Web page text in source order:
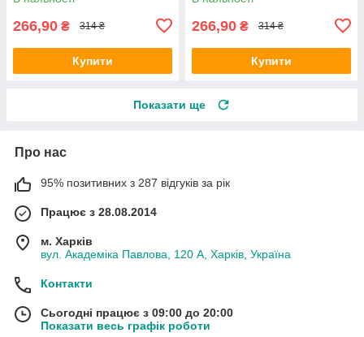
266,90 ₴ 314 ₴
Купити
266,90 ₴ 314 ₴
Купити
Показати ще
Про нас
95% позитивних з 287 відгуків за рік
Працює з 28.08.2014
м. Харків
вул. Академіка Павлова, 120 А, Харків, Україна
Контакти
Сьогодні працює з 09:00 до 20:00
Показати весь графік роботи